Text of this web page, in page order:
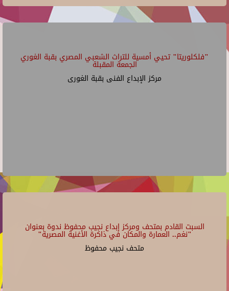
"فلكلوريتا" تحيي أمسية للتراث الشعبي المصري بقبة الغوري
الجمعة المقبلة
مركز الإبداع الفنى بقبة الغورى
السبت القادم بمتحف ومركز إبداع نجيب محفوظ ندوة بعنوان
"نغم.. العمارة والمكان في ذاكرة الأغنية المصرية"
متحف نجيب محفوظ